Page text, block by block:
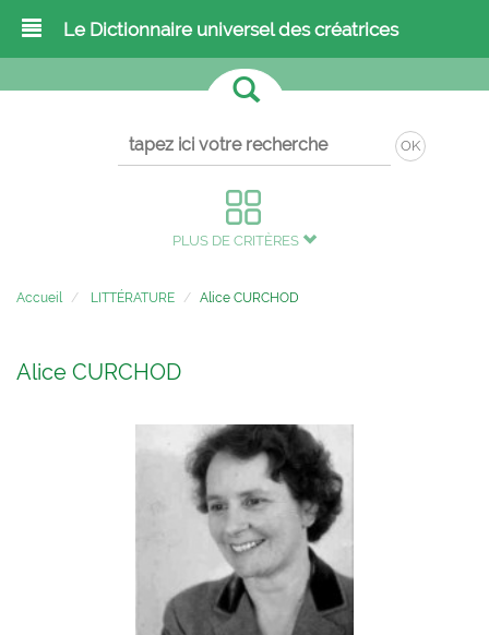
Le Dictionnaire universel des créatrices
OK
PLUS DE CRITÈRES
Accueil LITTÉRATURE Alice CURCHOD
Alice CURCHOD